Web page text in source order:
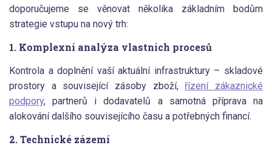
doporučujeme se věnovat několika základním bodům
strategie vstupu na nový trh:
1. Komplexní analýza vlastních procesů
Kontrola a doplnění vaší aktuální infrastruktury – skladové
prostory a související zásoby zboží, řízení zákaznické
podpory, partnerů i dodavatelů a samotná příprava na
alokování dalšího souvisejícího času a potřebných financí.
2. Technické zázemí